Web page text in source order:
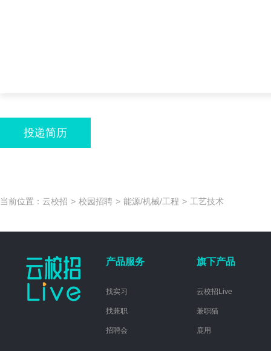
投递简历
当前位置： 云校招 > 校园招聘 > 能源/机械/工程 > 工艺技术
产品服务
找实习
找兼职
招聘会
旗下产品
云校招Live
兼职猫
鹿用